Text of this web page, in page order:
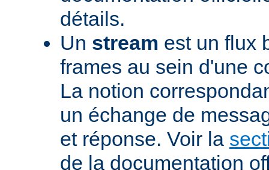
détails.
Un stream est un flux
frames au sein d'une
La notion
un échange de
et réponse. Voir la
de la documentation